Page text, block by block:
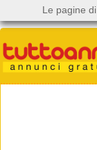
Le pagine